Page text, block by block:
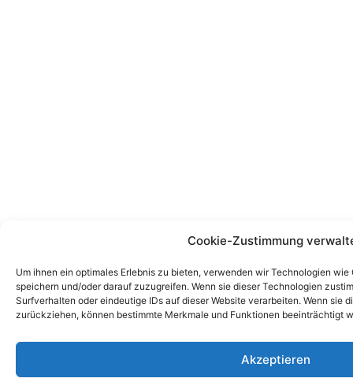
Cookie-Zustimmung
Um ihnen ein optimales Erlebnis zu bieten, verwenden wir Technologien
speichern und/oder darauf zuzugreifen. Wenn sie dieser Technologien
Surfverhalten oder eindeutige IDs auf dieser Website verarbeiten. Wenn sie
zurückziehen, können bestimmte Merkmale und Funktionen beeinträchtigt
Akzeptieren